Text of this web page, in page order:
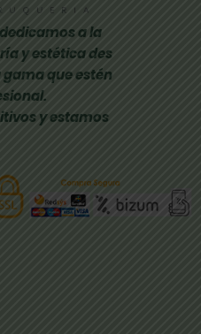
dedicamos a la
y estética des
que estén
y estamos